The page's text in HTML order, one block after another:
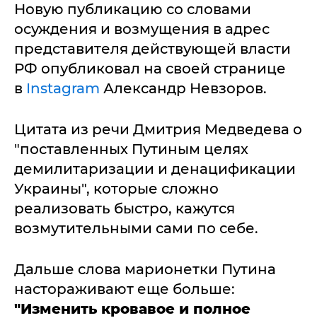
Новую публикацию со словами
осуждения и возмущения в адрес
представителя действующей власти
РФ опубликовал на своей странице
в Instagram Александр Невзоров.
Цитата из речи Дмитрия Медведева о
"поставленных Путиным целях
демилитаризации и денацификации
Украины", которые сложно
реализовать быстро, кажутся
возмутительными сами по себе.
Дальше слова марионетки Путина
настораживают еще больше:
"Изменить кровавое и полное